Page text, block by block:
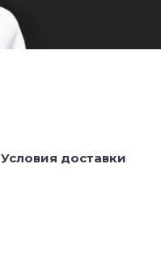
Условия доставки